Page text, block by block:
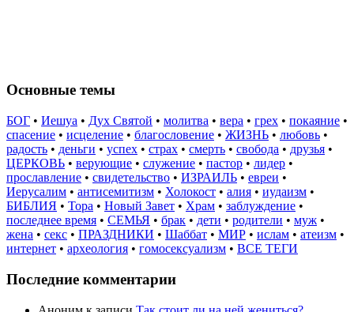
Основные темы
БОГ • Иешуа • Дух Святой • молитва • вера • грех • покаяние •
спасение • исцеление • благословение • ЖИЗНЬ • любовь •
радость • деньги • успех • страх • смерть • свобода • друзья •
ЦЕРКОВЬ • верующие • служение • пастор • лидер •
прославление • свидетельство • ИЗРАИЛЬ • евреи •
Иерусалим • антисемитизм • Холокост • алия • иудаизм •
БИБЛИЯ • Тора • Новый Завет • Храм • заблуждение •
последнее время • СЕМЬЯ • брак • дети • родители • муж •
жена • секс • ПРАЗДНИКИ • Шаббат • МИР • ислам • атеизм •
интернет • археология • гомосексуализм • ВСЕ ТЕГИ
Последние комментарии